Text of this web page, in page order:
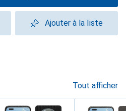
Ajouter à la liste
Tout afficher